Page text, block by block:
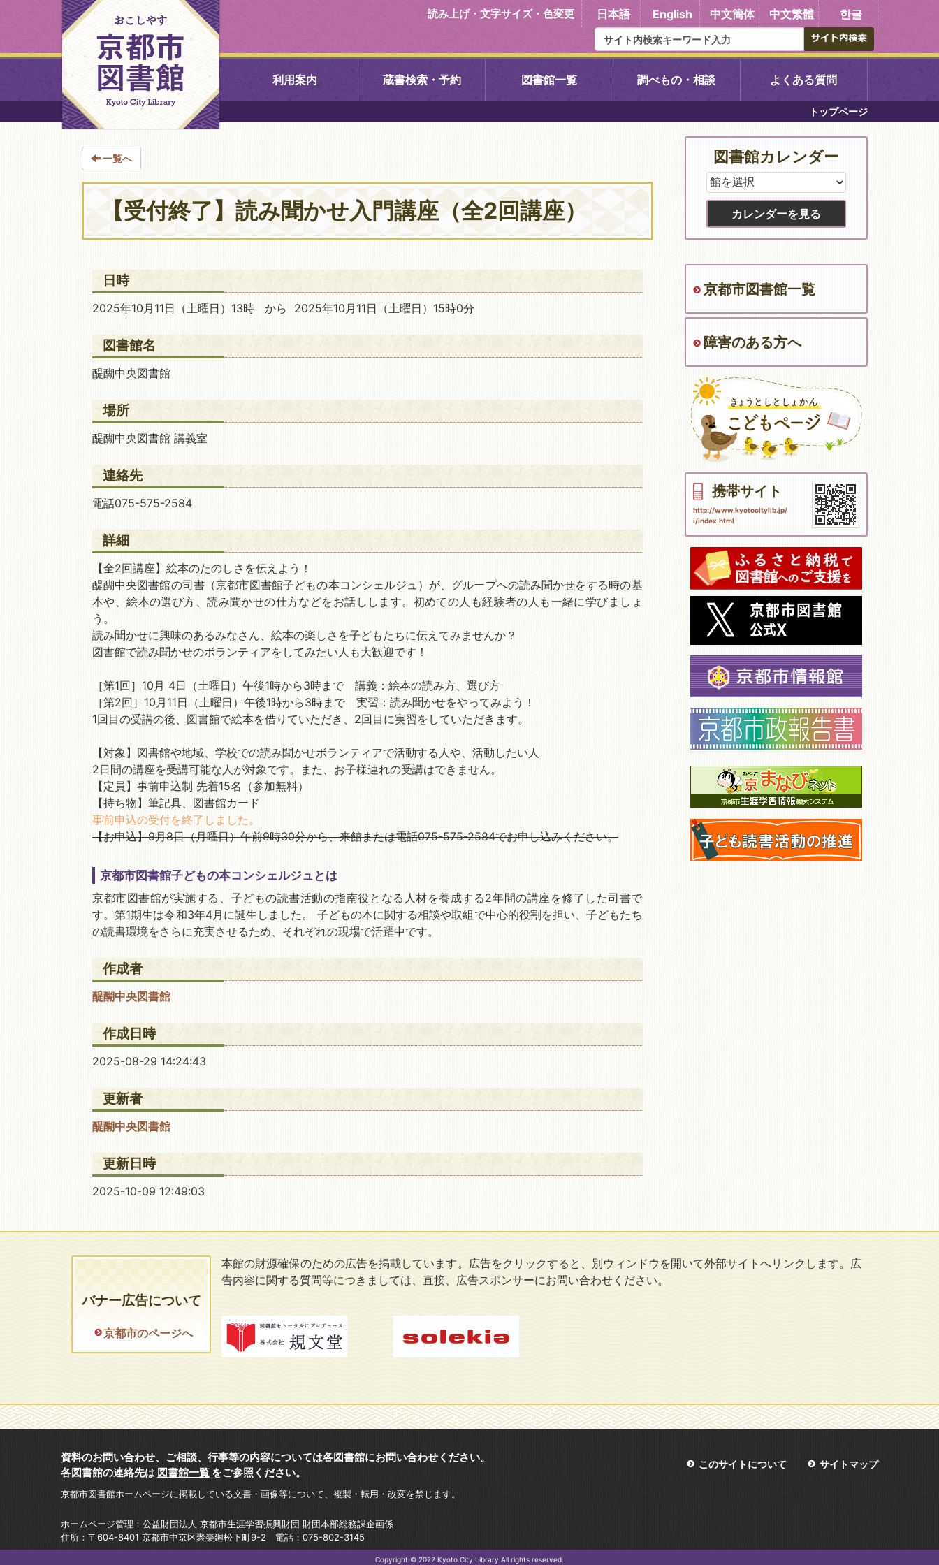
読み上げ・文字サイズ・色変更 日本語 English 中文簡体 中文繁體 한글
利用案内 蔵書検索・予約 図書館一覧
中央図書館 右京中央図書館 伏見中央図書館 醍醐中央図書館
東山図書館
山科図書館 下京図書館 南図書館 吉祥院図書館
久世ふれあいセンター図
西京図書館 洛西図書館 向島図書館
コミュニティプラザ深草
図書館
調べもの・相談 よくある質問
トップページ
一覧へ
【受付終了】読み聞かせ入門講座（全2回講座）
日時
2025年10月11日 （土曜日）13時 から 2025年10月11日 （土曜日）15時0分
図書館名
醍醐中央図書館
場所
醍醐中央図書館 講義室
連絡先
電話075-575-2584
詳細
【全2回講座】絵本のたのしさを伝えよう！
醍醐中央図書館の司書（京都市図書館子どもの本コンシェルジュ）が、グループへの読み聞かせをする時の基
本や、絵本の選び方、読み聞かせの仕方などをお話しします。初めての人も経験者の人も一緒に学びましょ
う。
読み聞かせに興味のあるみなさん、絵本の楽しさを子どもたちに伝えてみませんか？
図書館で読み聞かせのボランティアをしてみたい人も大歓迎です！
［第1回］10月 4日（土曜日）午後1時から3時まで 講義：絵本の読み方、選び方
［第2回］10月11日（土曜日）午後1時から3時まで 実習：読み聞かせをやってみよう！
1回目の受講の後、図書館で絵本を借りていただき、2回目に実習をしていただきます。
【対象】図書館や地域、学校での読み聞かせボランティアで活動する人や、活動したい人
2日間の講座を受講可能な人が対象です。また、お子様連れの受講はできません。
【定員】事前申込制 先着15名（参加無料）
【持ち物】筆記具、図書館カード
事前申込の受付を終了しました。
【お申込】9月8日（月曜日）午前9時30分から、来館または電話075-575-2584でお申し込みください。
京都市図書館子どもの本コンシェルジュとは
京都市図書館が実施する、子どもの読書活動の指南役となる人材を養成する2年間の講座を修了した司書で
す。第1期生は令和3年4月に誕生しました。 子どもの本に関する相談や取組で中心的役割を担い、子どもたち
の読書環境をさらに充実させるため、それぞれの現場で活躍中です。
作成者
醍醐中央図書館
作成日時
2025-08-29 14:24:43
更新者
醍醐中央図書館
更新日時
2025-10-09 12:49:03
図書館カレンダー
京都市図書館一覧
障害のある方へ
携帯サイト
http://www.kyotocitylib.jp/
i/index.html
バナー広告について
京都市のページへ
本館の財源確保のための広告を掲載しています。広告をクリックすると、別ウィンドウを開いて外部サイトへリンクします。広
告内容に関する質問等につきましては、直接、広告スポンサーにお問い合わせください。
このサイトについて サイトマップ
資料のお問い合わせ、ご相談、行事等の内容については各図書館にお問い合わせください。
各図書館の連絡先は 図書館一覧 をご参照ください。
京都市図書館ホームページに掲載している文書・画像等について、複製・転用・改変を禁じます。
ホームページ管理：公益財団法人 京都市生涯学習振興財団 財団本部総務課企画係
住所：〒604-8401 京都市中京区聚楽廻松下町9-2 電話：075-802-3145
Copyright © 2022 Kyoto City Library All rights reserved.